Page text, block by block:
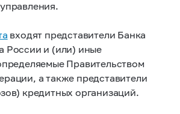
входят представители Банка
России и (или) иные
Правительством
а также представители
кредитных организаций.